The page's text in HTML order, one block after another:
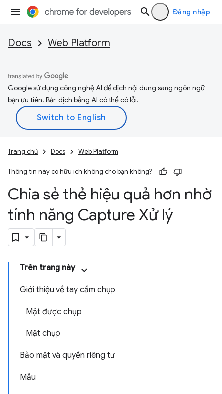
Đăng nhập
Docs Web Platform
Google sử dụng công nghệ AI để dịch nội dung sang ngôn ngữ
bạn ưu tiên. Bản dịch bằng AI có thể có lỗi.
Trang chủ Docs Web Platform
Thông tin này có hữu ích không cho bạn không?
Chia sẻ thẻ hiệu quả hơn nhờ
tính năng Capture Xử lý
Trên trang này
Giới thiệu về tay cầm chụp
Mặt được chụp
Mặt chụp
Bảo mật và quyền riêng tư
Mẫu